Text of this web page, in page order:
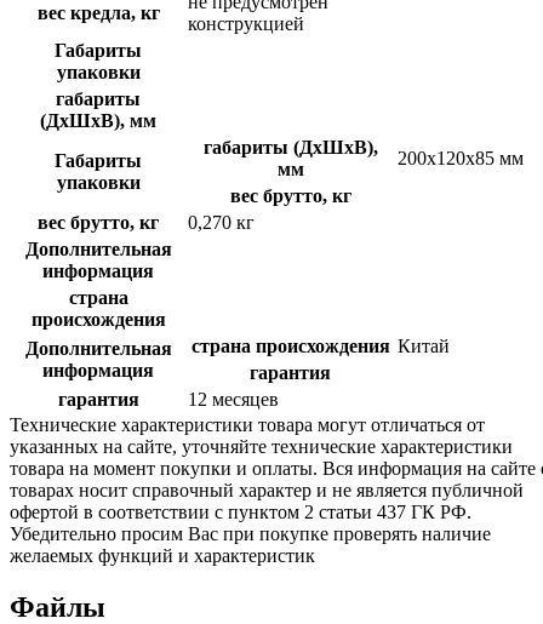
вес кредла, кг
конструкцией
Габариты
упаковки
габариты
(ДхШхВ), мм
Габариты
упаковки
габариты (ДхШхВ),
мм
200х120х85 мм
вес брутто, кг
вес брутто, кг
0,270 кг
Дополнительная
информация
страна
происхождения
Дополнительная
информация
страна происхождения Китай
гарантия
гарантия
12 месяцев
Технические характеристики товара могут отличаться от
указанных на сайте, уточняйте технические характеристики
товара на момент покупки и оплаты. Вся информация на сайте
товарах носит справочный характер и не является публичной
офертой в соответствии с пунктом 2 статьи 437 ГК РФ.
Убедительно просим Вас при покупке проверять наличие
желаемых функций и характеристик
Файлы